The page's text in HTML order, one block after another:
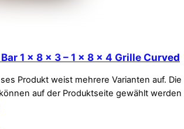
1 x 8 x 3 – 1 x 8 x 4 Grille Curved
Produkt weist mehrere Varianten auf. Die
auf der Produktseite gewählt werden